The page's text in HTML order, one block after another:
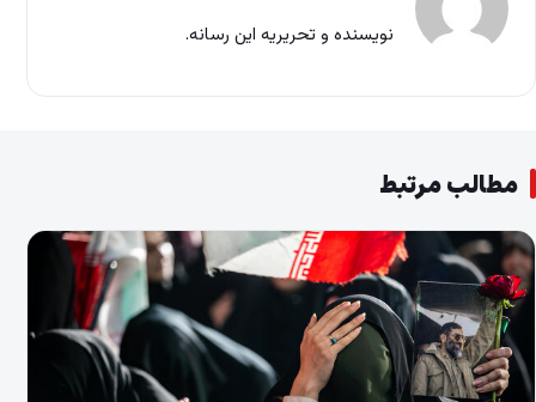
نویسنده و تحریریه این رسانه.
مطالب مرتبط